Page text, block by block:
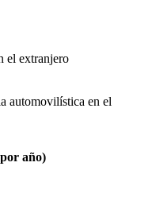
el extranjero
automovilística en el
año)